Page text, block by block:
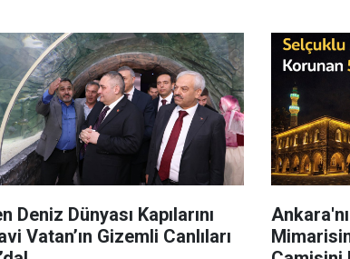
Deniz Dünyası Kapılarını
Vatan’ın Gizemli Canlıları